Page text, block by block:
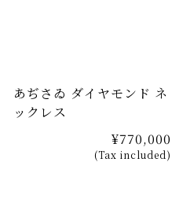
あぢさゐ ダイヤモンド ネ
ックレス
¥770,000
(Tax included)